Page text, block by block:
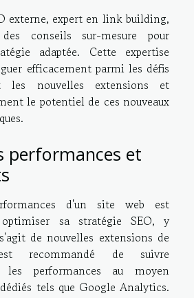
externe, expert en link building,
conseils sur-mesure pour
adaptée. Cette expertise
efficacement parmi les défis
les nouvelles extensions et
le potentiel de ces nouveaux
performances et
d'un site web est
sa stratégie SEO, y
de nouvelles extensions de
recommandé de suivre
les performances au moyen
tels que Google Analytics.